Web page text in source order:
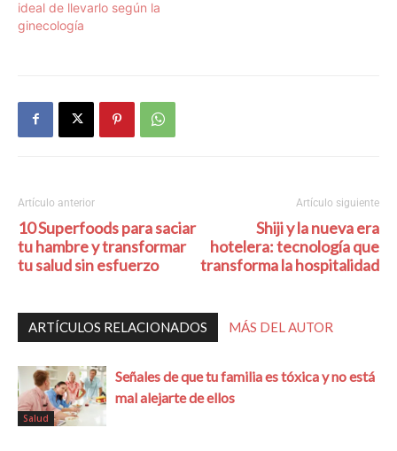
ideal de llevarlo según la
ginecología
Artículo anterior
10 Superfoods para saciar
tu hambre y transformar
tu salud sin esfuerzo
Artículo siguiente
Shiji y la nueva era
hotelera: tecnología que
transforma la hospitalidad
ARTÍCULOS RELACIONADOS MÁS DEL AUTOR
Salud
Señales de que tu familia es tóxica y no está
mal alejarte de ellos